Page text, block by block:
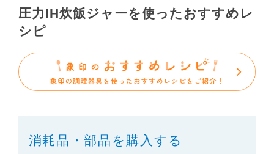
（3）本サイトに掲載されている取扱説明書の対象機
種が、生産中止などの理由でご購入できない場合も
ありますので、あらかじめご了承ください。
（※）みまもりほっとラインサービスでご使用され
ている専用の製品（レンタル品）につきましては、
弊社「
みまもりほっとライン相談窓口
製品の仕様変更などで、取扱説明書の内容は変更さ
圧力IH炊飯ジャーを使ったおすすめレ
シピ
消耗品・部品を購入する